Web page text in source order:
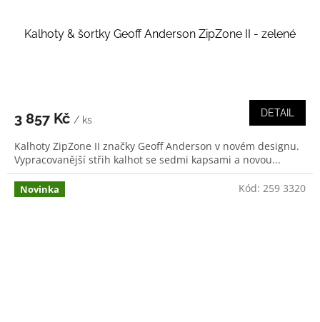
Kalhoty & šortky Geoff Anderson ZipZone II - zelené
3 857 Kč / ks
DETAIL
Kalhoty ZipZone II značky Geoff Anderson v novém designu.
Vypracovanější střih kalhot se sedmi kapsami a novou...
Novinka Kód: 259 3320